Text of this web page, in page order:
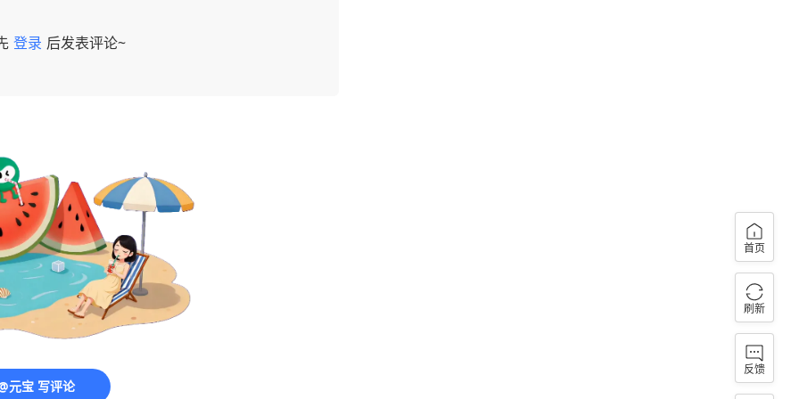
登录 后发表评论~
元宝 写评论
首页
刷新
反馈